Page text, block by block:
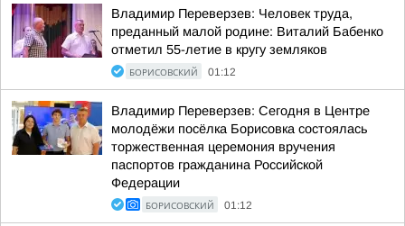
Владимир Переверзев: Человек труда,
преданный малой родине: Виталий Бабенко
отметил 55-летие в кругу земляков
БОРИСОВСКИЙ 01:12
Владимир Переверзев: Сегодня в Центре
молодёжи посёлка Борисовка состоялась
торжественная церемония вручения
паспортов гражданина Российской
Федерации
БОРИСОВСКИЙ 01:12